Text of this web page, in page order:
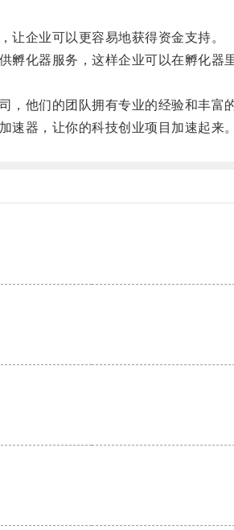
企业可以更容易地获得资金支持。
化器服务，这样企业可以在孵化器
们的团队拥有专业的经验和丰富
器，让你的科技创业项目加速起来。